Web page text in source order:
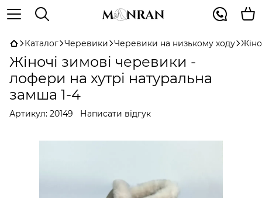
Каталог Черевики Черевики на низькому ходу
Жіночі зимові черевики -
лофери на хутрі натуральна
замша 1-4
Артикул: 20149 Написати відгук